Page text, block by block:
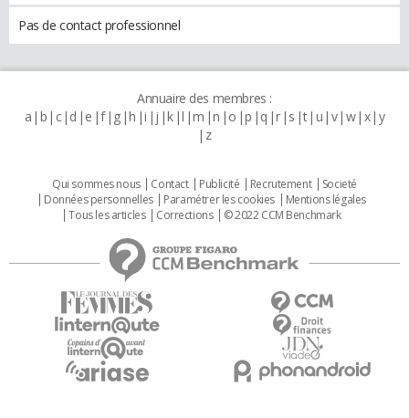
Pas de contact professionnel
Annuaire des membres :
a b c d e f g h i j k l m n o p q r s t u v w x y
z
Qui sommes nous Contact Publicité Recrutement
Societé
Données personnelles
Paramétrer les cookies
Mentions légales
Tous les articles
Corrections © 2022 CCM Benchmark